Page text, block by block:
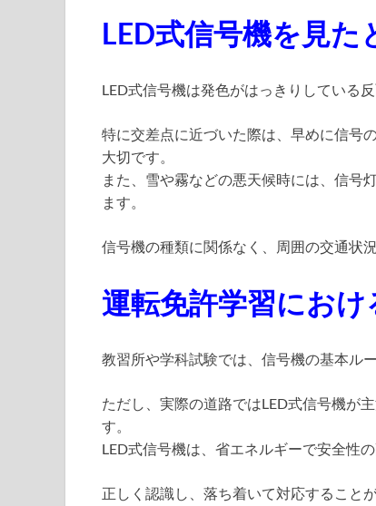
LED式信号機を見た
LED式信号機は発色がはっきりしている反
特に交差点に近づいた際は、早めに信号
大切です。
また、雪や霧などの悪天候時には、信号
ます。
信号機の種類に関係なく、周囲の交通状
運転免許学習にお
教習所や学科試験では、信号機の基本ル
ただし、実際の道路ではLED式信号機が
す。
LED式信号機は、省エネルギーで安全性
正しく認識し、落ち着いて対応すること